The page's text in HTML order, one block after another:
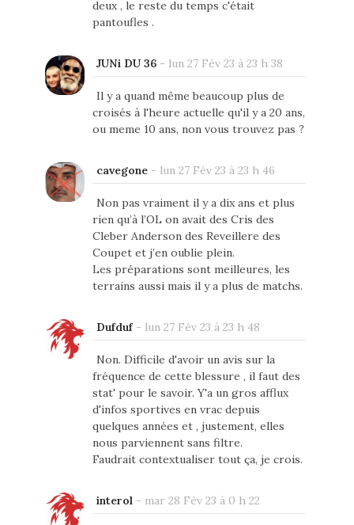
deux , le reste du temps c'était
pantoufles .
JUNi DU 36- lun 27 Fév 23 à 23 h 38
Il y a quand même beaucoup plus de
croisés à l'heure actuelle qu'il y a 20 ans,
ou meme 10 ans, non vous trouvez pas ?
cavegone- lun 27 Fév 23 à 23 h 46
Non pas vraiment il y a dix ans et plus
rien qu’à l’OL on avait des Cris des
Cleber Anderson des Reveillere des
Coupet et j’en oublie plein.
Les préparations sont meilleures, les
terrains aussi mais il y a plus de matchs.
Dufduf- lun 27 Fév 23 à 23 h 48
Non. Difficile d'avoir un avis sur la
fréquence de cette blessure , il faut des
stat' pour le savoir. Y'a un gros afflux
d'infos sportives en vrac depuis
quelques années et , justement, elles
nous parviennent sans filtre.
Faudrait contextualiser tout ça, je crois.
interol- mar 28 Fév 23 à 0 h 22